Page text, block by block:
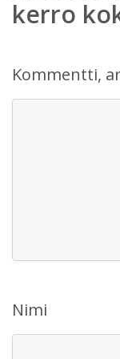
kerro
Kommentti,
Nimi